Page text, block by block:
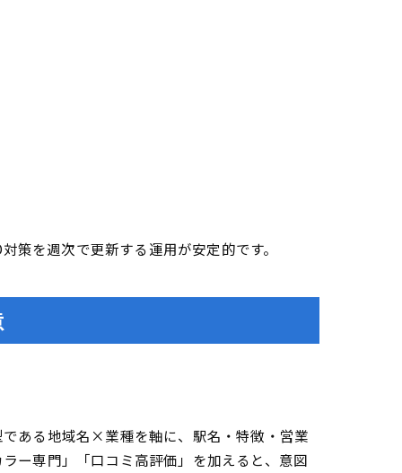
策を週次で更新する運用が安定的です。
ある地域名×業種を軸に、駅名・特徴・営業
ー専門」「口コミ高評価」を加えると、意図